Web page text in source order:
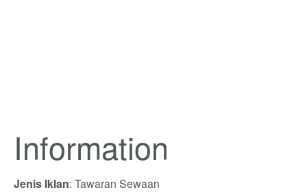
Information
Jenis Iklan: Tawaran Sewaan